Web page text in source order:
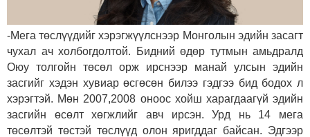
-Мега төслүүдийг хэрэгжүүлснээр Монголын эдийн засагт
чухал ач холбогдолтой. Бидний өдөр тутмын амьдралд
Оюу толгойн төсөл орж ирснээр манай улсын эдийн
засгийг хэдэн хувиар өсгөсөн билээ гэдгээ бид бодох л
хэрэгтэй. Мөн 2007,2008 оноос хойш харагдаагүй эдийн
засгийн өсөлт хөгжлийг авч ирсэн. Урд нь 14 мега
төсөлтэй төстэй төслүүд олон яригддаг байсан. Эдгээр